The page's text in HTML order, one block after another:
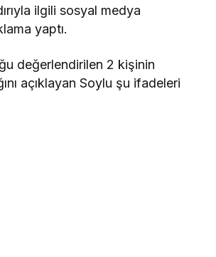
ilgili sosyal medya
yaptı.
değerlendirilen 2 kişinin
açıklayan Soylu şu ifadeleri